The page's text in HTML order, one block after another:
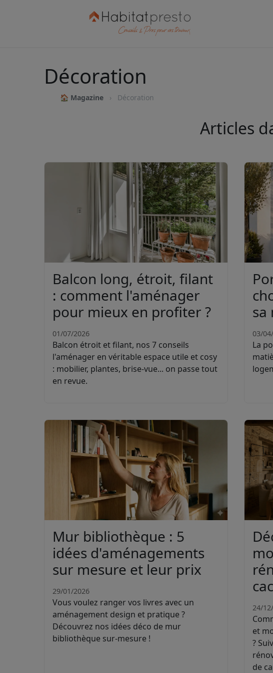
Décoration
🏠 Magazine Décoration
Articles
Balcon long, étroit, filant
: comment l'aménager
pour mieux en profiter ?
01/07/2026
Balcon étroit et filant, nos 7 conseils
l'aménager en véritable espace utile et cosy
: mobilier, plantes, brise-vue... on passe tout
en revue.
sa
03/
La
Mur bibliothèque : 5
idées d'aménagements
sur mesure et leur prix
29/01/2026
Vous voulez ranger vos livres avec un
aménagement design et pratique ?
Découvrez nos idées déco de mur
bibliothèque sur-mesure !
24/
et
?
de